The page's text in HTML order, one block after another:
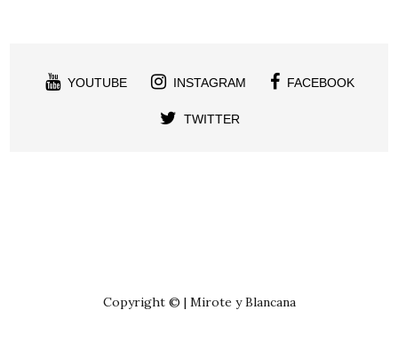
YOUTUBE INSTAGRAM FACEBOOK
TWITTER
Copyright © | Mirote y Blancana